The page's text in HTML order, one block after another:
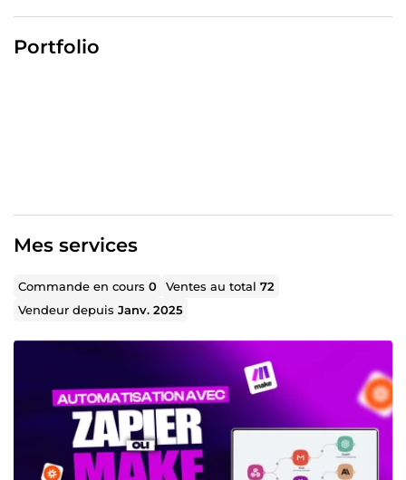
incohérent. Les équipes perdaient du temps à gérer des
outils plutôt qu'à développer l'entreprise.
Notre mission : connecter vos opérations, centraliser vos
données, automatiser vos processus et construire
votre croissance.
Nous construisons dessystèmes capables de faire
évoluer votre entreprise sans recruter.
🏗️ CE QUE NOUS CONSTRUISONS
Pilier 1 — Acquisition & Conversion
Tunnels de vente,
landing pages, agents IA commerciaux, génération
automatique de leads qualifiés.
Portfolio
Mes services
Commande en cours0 Ventes au total72
Vendeur depuisJanv. 2025